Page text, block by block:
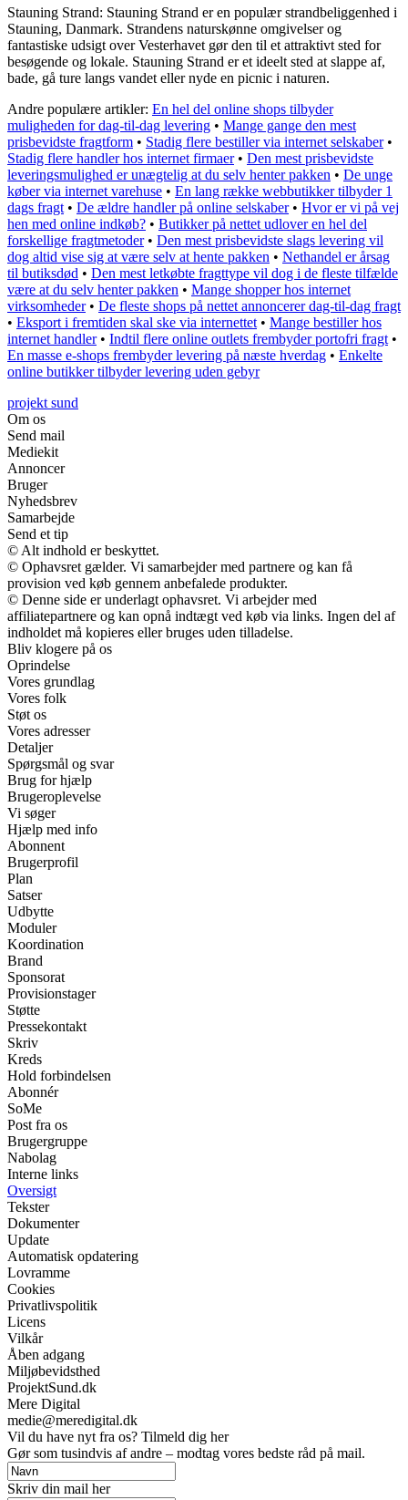
Stauning Strand: Stauning Strand er en populær strandbeliggenhed i
Stauning, Danmark. Strandens naturskønne omgivelser og
fantastiske udsigt over Vesterhavet gør den til et attraktivt sted for
besøgende og lokale. Stauning Strand er et ideelt sted at slappe af,
bade, gå ture langs vandet eller nyde en picnic i naturen.
Andre populære artikler: En hel del online shops tilbyder
muligheden for dag-til-dag levering • Mange gange den mest
prisbevidste fragtform • Stadig flere bestiller via internet selskaber•
Stadig flere handler hos internet firmaer• Den mest prisbevidste
leveringsmulighed er unægtelig at du selv henter pakken • De unge
køber via internet varehuse • En lang række webbutikker tilbyder 1
dags fragt • De ældre handler på online selskaber• Hvor er vi på vej
hen med online indkøb? • Butikker på nettet udlover en hel del
forskellige fragtmetoder• Den mest prisbevidste slags levering vil
dog altid vise sig at være selv at hente pakken • Nethandel er årsag
til butiksdød • Den mest letkøbte fragttype vil dog i de fleste tilfælde
være at du selv henter pakken • Mange shopper hos internet
virksomheder• De fleste shops på nettet annoncerer dag-til-dag fragt
• Eksport i fremtiden skal ske via internettet • Mange bestiller hos
internet handler• Indtil flere online outlets frembyder portofri fragt •
En masse e-shops frembyder levering på næste hverdag • Enkelte
online butikker tilbyder levering uden gebyr
projekt sund
Om os
Send mail
Mediekit
Annoncer
Bruger
Nyhedsbrev
Samarbejde
Send et tip
© Alt indhold er beskyttet.
© Ophavsret gælder. Vi samarbejder med partnere og kan få
provision ved køb gennem anbefalede produkter.
© Denne side er underlagt ophavsret. Vi arbejder med
affiliatepartnere og kan opnå indtægt ved køb via links. Ingen del af
indholdet må kopieres eller bruges uden tilladelse.
Bliv klogere på os
Oprindelse
Vores grundlag
Vores folk
Støt os
Vores adresser
Detaljer
Spørgsmål og svar
Brug for hjælp
Brugeroplevelse
Vi søger
Hjælp med info
Abonnent
Brugerprofil
Plan
Satser
Udbytte
Moduler
Koordination
Brand
Sponsorat
Provisionstager
Støtte
Pressekontakt
Skriv
Kreds
Hold forbindelsen
Abonnér
SoMe
Post fra os
Brugergruppe
Nabolag
Interne links
Oversigt
Tekster
Dokumenter
Update
Automatisk opdatering
Lovramme
Cookies
Privatlivspolitik
Licens
Vilkår
Åben adgang
Miljøbevidsthed
ProjektSund.dk
Mere Digital
medie@meredigital.dk
Vil du have nyt fra os? Tilmeld dig her
Gør som tusindvis af andre – modtag vores bedste råd på mail.
Skriv din mail her